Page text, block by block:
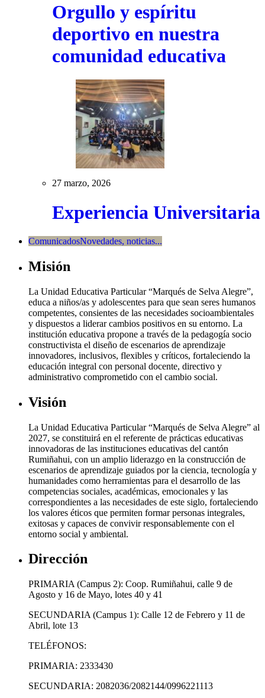
Orgullo y espíritu
deportivo en nuestra
comunidad educativa
27 marzo, 2026
Experiencia Universitaria
ComunicadosNovedades, noticias...
Misión
La Unidad Educativa Particular “Marqués de Selva Alegre”,
educa a niños/as y adolescentes para que sean seres humanos
competentes, consientes de las necesidades socioambientales
y dispuestos a liderar cambios positivos en su entorno. La
institución educativa propone a través de la pedagogía socio
constructivista el diseño de escenarios de aprendizaje
innovadores, inclusivos, flexibles y críticos, fortaleciendo la
educación integral con personal docente, directivo y
administrativo comprometido con el cambio social.
Visión
La Unidad Educativa Particular “Marqués de Selva Alegre” al
2027, se constituirá en el referente de prácticas educativas
innovadoras de las instituciones educativas del cantón
Rumiñahui, con un amplio liderazgo en la construcción de
escenarios de aprendizaje guiados por la ciencia, tecnología y
humanidades como herramientas para el desarrollo de las
competencias sociales, académicas, emocionales y las
correspondientes a las necesidades de este siglo, fortaleciendo
los valores éticos que permiten formar personas integrales,
exitosas y capaces de convivir responsablemente con el
entorno social y ambiental.
Dirección
PRIMARIA (Campus 2): Coop. Rumiñahui, calle 9 de
Agosto y 16 de Mayo, lotes 40 y 41
SECUNDARIA (Campus 1): Calle 12 de Febrero y 11 de
Abril, lote 13
TELÉFONOS:
PRIMARIA: 2333430
SECUNDARIA: 2082036/2082144/0996221113